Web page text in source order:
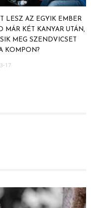
LESZ AZ EGYIK EMBER
MÁR KÉT KANYAR UTÁN,
MEG SZENDVICSET
KOMPON?
17